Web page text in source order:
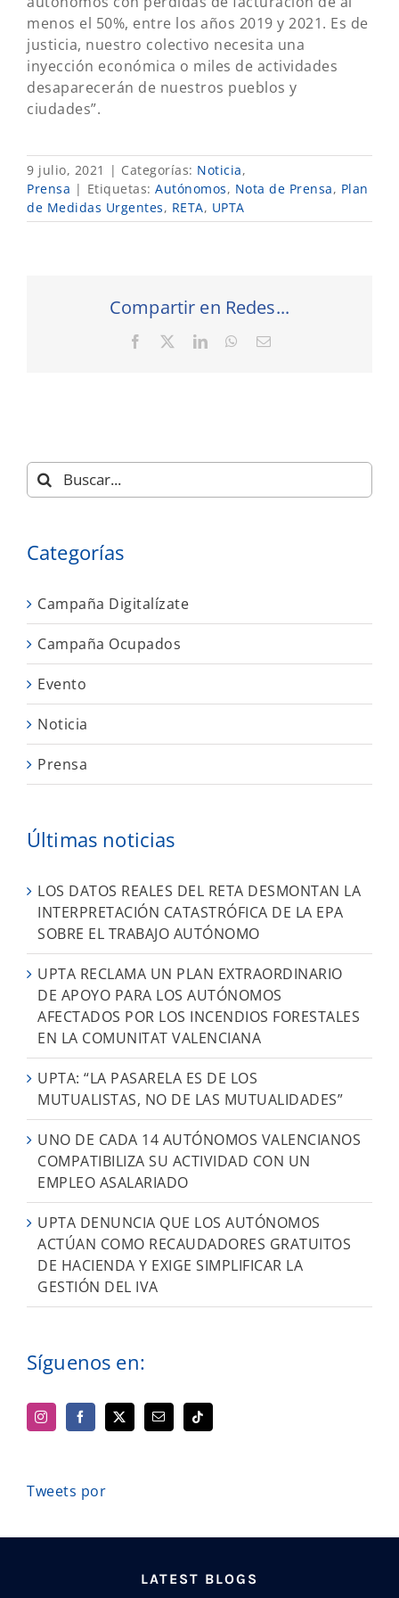
menos el 50%, entre los años 2019 y 2021. Es de
justicia, nuestro colectivo necesita una
inyección económica o miles de actividades
desaparecerán de nuestros pueblos y
ciudades”.
9 julio, 2021 | Categorías: Noticia,
Prensa | Etiquetas: Autónomos, Nota de Prensa, Plan
de Medidas Urgentes, RETA, UPTA
Compartir en Redes...
Facebook LinkedInWhatsApp
Correo
Buscar:
Categorías
Campaña Digitalízate
Campaña Ocupados
Evento
Noticia
Prensa
Últimas noticias
LOS DATOS REALES DEL RETA DESMONTAN LA
INTERPRETACIÓN CATASTRÓFICA DE LA EPA
SOBRE EL TRABAJO AUTÓNOMO
UPTA RECLAMA UN PLAN EXTRAORDINARIO
DE APOYO PARA LOS AUTÓNOMOS
AFECTADOS POR LOS INCENDIOS FORESTALES
EN LA COMUNITAT VALENCIANA
UPTA: “LA PASARELA ES DE LOS
MUTUALISTAS, NO DE LAS MUTUALIDADES”
UNO DE CADA 14 AUTÓNOMOS VALENCIANOS
COMPATIBILIZA SU ACTIVIDAD CON UN
EMPLEO ASALARIADO
UPTA DENUNCIA QUE LOS AUTÓNOMOS
ACTÚAN COMO RECAUDADORES GRATUITOS
DE HACIENDA Y EXIGE SIMPLIFICAR LA
GESTIÓN DEL IVA
Síguenos en:
Tweets por
LATEST BLOGS